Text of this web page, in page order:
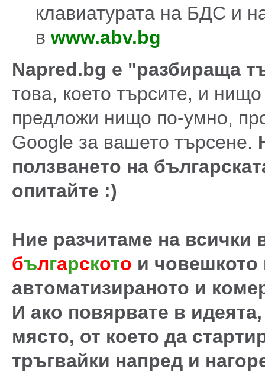
клавиатурата на БДС и
в www.abv.bg
Napred.bg е "разбираща
това, което търсите, и
предложи нищо по-умно,
Google за вашето търсене.
ползването на
опитайте :)
Ние разчитаме на всички
българското и човешкото
автоматизираното и
И ако повярвате в
място, от което да
тръгвайки напред и